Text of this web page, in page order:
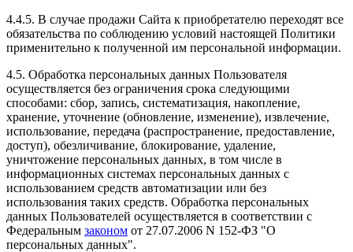
4.4.5. В случае продажи Сайта к приобретателю переходят все
обязательства по соблюдению условий настоящей Политики
применительно к полученной им персональной информации.
4.5. Обработка персональных данных Пользователя
осуществляется без ограничения срока следующими
способами: сбор, запись, систематизация, накопление,
хранение, уточнение (обновление, изменение), извлечение,
использование, передача (распространение, предоставление,
доступ), обезличивание, блокирование, удаление,
уничтожение персональных данных, в том числе в
информационных системах персональных данных с
использованием средств автоматизации или без
использования таких средств. Обработка персональных
данных Пользователей осуществляется в соответствии с
Федеральным законом от 27.07.2006 N 152-ФЗ "О
персональных данных".